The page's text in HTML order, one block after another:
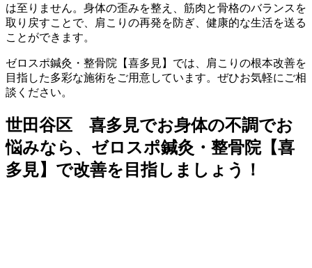
は至りません。身体の歪みを整え、筋肉と骨格のバランスを
取り戻すことで、肩こりの再発を防ぎ、健康的な生活を送る
ことができます。
ゼロスポ鍼灸・整骨院【喜多見】では、肩こりの根本改善を
目指した多彩な施術をご用意しています。ぜひお気軽にご相
談ください。
世田谷区 喜多見でお身体の不調でお
悩みなら、ゼロスポ鍼灸・整骨院【喜
多見】で改善を目指しましょう！